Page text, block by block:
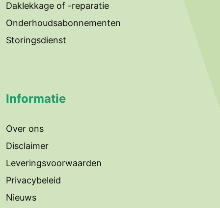
Daklekkage of -reparatie
Onderhoudsabonnementen
Storingsdienst
Informatie
Over ons
Disclaimer
Leveringsvoorwaarden
Privacybeleid
Nieuws